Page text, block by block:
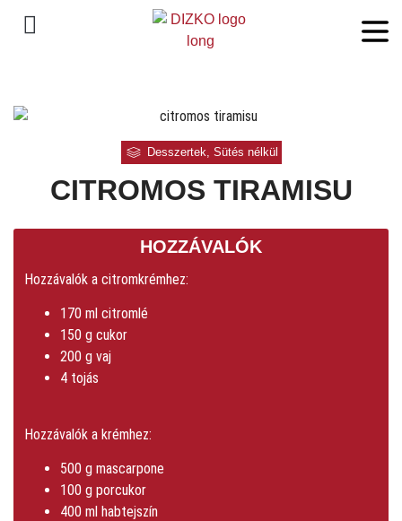
Desszertek Sütés nélkül
CITROMOS TIRAMISU
HOZZÁVALÓK
Hozzávalók a citromkrémhez:
170 ml citromlé
150 g cukor
200 g vaj
4 tojás
Hozzávalók a krémhez:
500 g mascarpone
100 g porcukor
400 ml habtejszín